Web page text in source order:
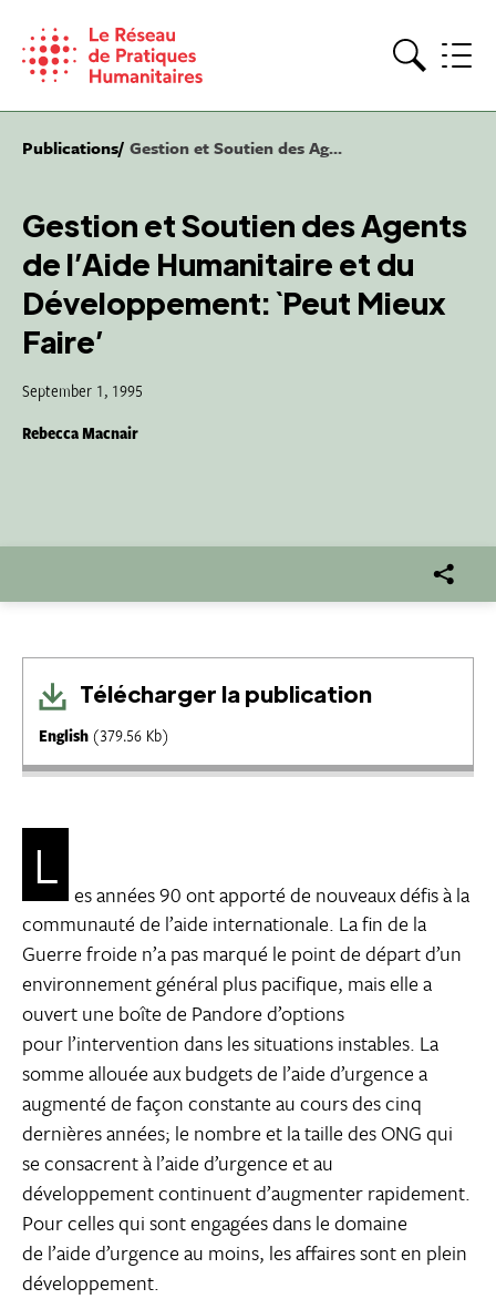
content
Publications Gestion et Soutien des Ag...
Gestion et Soutien des Agents
de l’Aide Humanitaire et du
Développement: `Peut Mieux
Faire’
September 1, 1995
Rebecca Macnair
Télécharger la publication
English (379.56 Kb)
L es années 90 ont apporté de nouveaux défis à la
communauté de l’aide internationale. La fin de la
Guerre froide n’a pas marqué le point de départ d’un
environnement général plus pacifique, mais elle a
ouvert une boîte de Pandore d’options
pour l’intervention dans les situations instables. La
somme allouée aux budgets de l’aide d’urgence a
augmenté de façon constante au cours des cinq
dernières années; le nombre et la taille des ONG qui
se consacrent à l’aide d’urgence et au
développement continuent d’augmenter rapidement.
Pour celles qui sont engagées dans le domaine
de l’aide d’urgence au moins, les affaires sont en plein
développement.